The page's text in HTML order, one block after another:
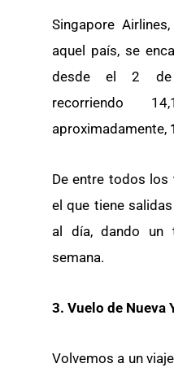
Singapore
aquel país, se
desde el 2 de
recorriendo
aproximadamente,
De entre todos los
el que tiene
al día, dando
semana.
3. Vuelo de Nueva
Volvemos a un